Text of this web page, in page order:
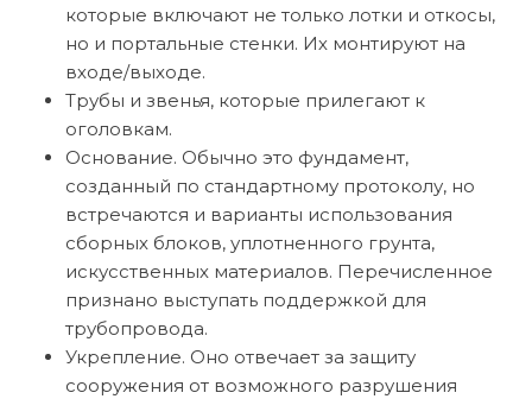
которые включают не только лотки и откосы,
но и портальные стенки. Их монтируют на
входе/выходе.
Трубы и звенья, которые прилегают к
оголовкам.
Основание. Обычно это фундамент,
созданный по стандартному протоколу, но
встречаются и варианты использования
сборных блоков, уплотненного грунта,
искусственных материалов. Перечисленное
признано выступать поддержкой для
трубопровода.
Укрепление. Оно отвечает за защиту
сооружения от возможного разрушения